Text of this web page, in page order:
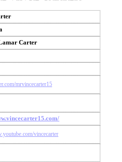
Carter
mrvincecarter15
vincecarter